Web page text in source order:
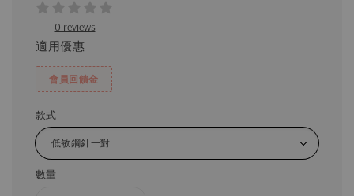
0 reviews
適用優惠
會員回饋金
款式
數量